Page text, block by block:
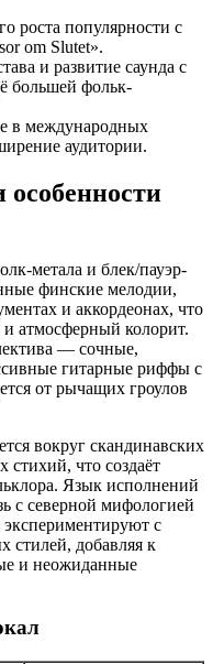
роста популярности с
om Slutet».
и развитие саунда с
большей фольк-
в международных
аудитории.
метала и блек/пауэр-
финские мелодии,
и аккордеонах, что
атмосферный колорит.
— сочные,
гитарные риффы с
от рычащих гроулов
вокруг скандинавских
стихий, что создаёт
Язык исполнений
с северной мифологией
с
стилей, добавляя к
и неожиданные